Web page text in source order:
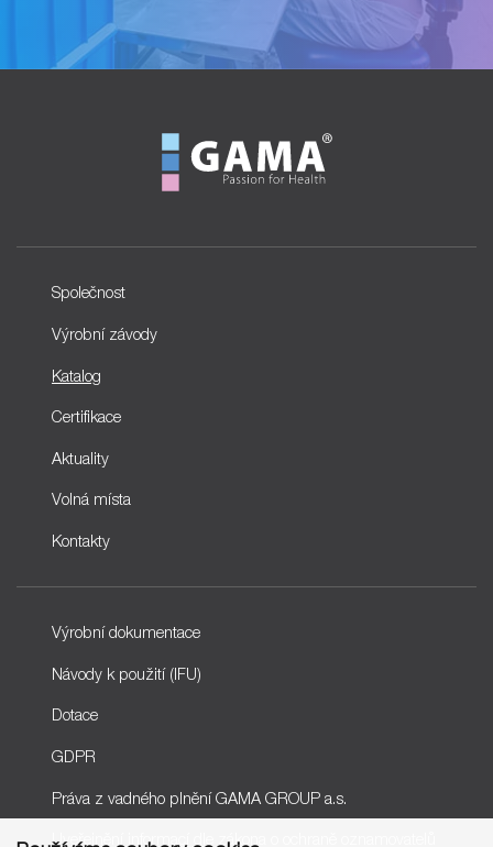
Společnost
Výrobní závody
Katalog
Certifikace
Aktuality
Volná místa
Kontakty
Výrobní dokumentace
Návody k použití (IFU)
Dotace
GDPR
Práva z vadného plnění GAMA GROUP a.s.
Uveřejnění informací dle zákona o ochraně oznamovatelů